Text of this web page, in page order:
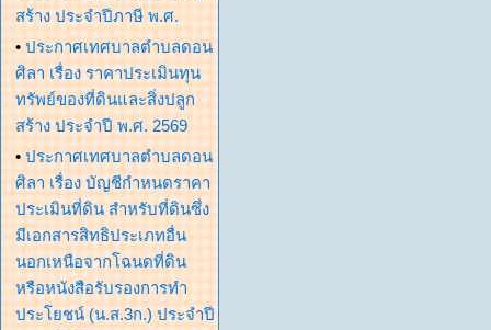
สร้าง ประจำปีภาษี พ.ศ.
• ประกาศเทศบาลตำบลดอน
ศิลา เรื่อง ราคาประเมินทุน
ทรัพย์ของที่ดินและสิ่งปลูก
สร้าง ประจำปี พ.ศ. 2569
• ประกาศเทศบาลตำบลดอน
ศิลา เรื่อง บัญชีกำหนดราคา
ประเมินที่ดิน สำหรับที่ดินซึ่ง
มีเอกสารสิทธิประเภทอื่น
นอกเหนือจากโฉนดที่ดิน
หรือหนังสือรับรองการทำ
ประโยชน์ (น.ส.3ก.) ประจำปี